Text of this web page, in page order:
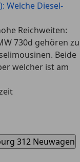
Welche Diesel-
Reichweiten:
730d gehören zu
Beide
welcher ist am
312 Neuwagen